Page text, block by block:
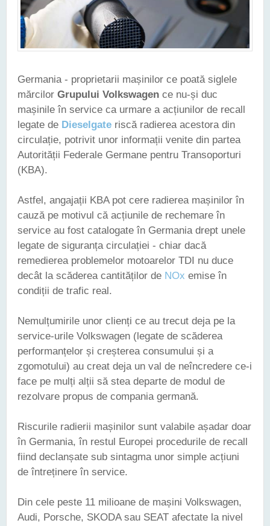
Germania - proprietarii mașinilor ce poată siglele
mărcilor Grupului Volkswagen ce nu-și duc
mașinile în service ca urmare a acțiunilor de recall
legate de Dieselgate riscă radierea acestora din
circulație, potrivit unor informații venite din partea
Autorității Federale Germane pentru Transoporturi
(KBA).
Astfel, angajații KBA pot cere radierea mașinilor în
cauză pe motivul că acțiunile de rechemare în
service au fost catalogate în Germania drept unele
legate de siguranța circulației - chiar dacă
remedierea problemelor motoarelor TDI nu duce
decât la scăderea cantităților de NOx emise în
condiții de trafic real.
Nemulțumirile unor clienți ce au trecut deja pe la
service-urile Volkswagen (legate de scăderea
performanțelor și creșterea consumului și a
zgomotului) au creat deja un val de neîncredere ce-i
face pe mulți alții să stea departe de modul de
rezolvare propus de compania germană.
Riscurile radierii mașinilor sunt valabile așadar doar
în Germania, în restul Europei procedurile de recall
fiind declanșate sub sintagma unor simple acțiuni
de întreținere în service.
Din cele peste 11 milioane de mașini Volkswagen,
Audi, Porsche, SKODA sau SEAT afectate la nivel